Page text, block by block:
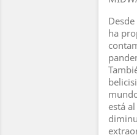
ha
está